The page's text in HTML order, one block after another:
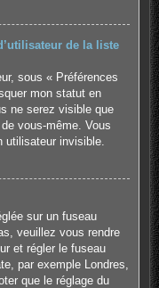
de la liste
sous « Préférences
mon statut en
ne serez visible que
vous-même. Vous
invisible.
sur un fuseau
veuillez vous rendre
et régler le fuseau
par exemple Londres,
que le réglage du